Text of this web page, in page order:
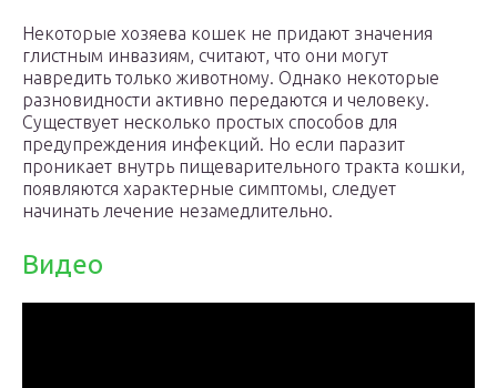
Некоторые хозяева кошек не придают значения
глистным инвазиям, считают, что они могут
навредить только животному. Однако некоторые
разновидности активно передаются и человеку.
Существует несколько простых способов для
предупреждения инфекций. Но если паразит
проникает внутрь пищеварительного тракта кошки,
появляются характерные симптомы, следует
начинать лечение незамедлительно.
Видео